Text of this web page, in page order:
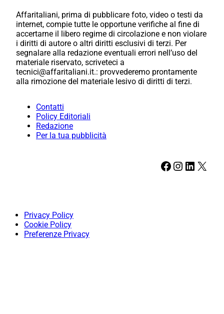
Affaritaliani, prima di pubblicare foto, video o testi da
internet, compie tutte le opportune verifiche al fine di
accertarne il libero regime di circolazione e non violare
i diritti di autore o altri diritti esclusivi di terzi. Per
segnalare alla redazione eventuali errori nell’uso del
materiale riservato, scriveteci a
tecnici@affaritaliani.it.: provvederemo prontamente
alla rimozione del materiale lesivo di diritti di terzi.
Contatti
Policy Editoriali
Redazione
Per la tua pubblicità
Facebook Instagram LinkedIn X
Privacy Policy
Cookie Policy
Preferenze Privacy